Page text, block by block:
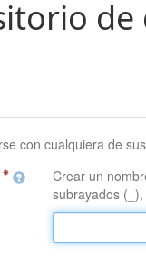
con cualquiera de
Crear un
subrayados